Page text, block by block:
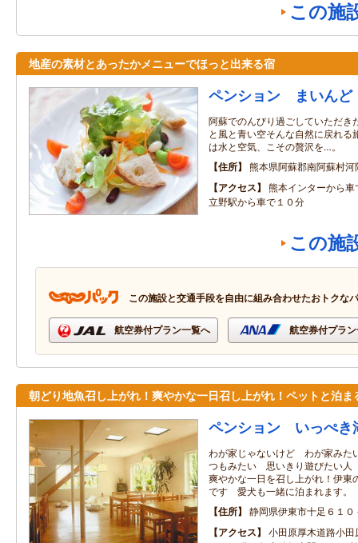
この施
地産の素材とあったかメニューでほっと出来る宿
ペンション まいんど
阿蘇でのんびり過ごしていただき
と風と青い空そんな自然に戻れ
は水と空気、こその贅沢を…。
住所
熊本県阿蘇郡南阿蘇村
アクセス
熊本インターから
立野駅から車で１０分
この施
この施設と交通手段を自由に組み合わせたおトクな
航空券付プラン一覧へ 航空券付プラ
朝どり地魚召し上がれ！爽やかな一日召し上がれ！ペットと泊ま
ペンション いっぺき
わが家じゃないけど わが家み
つもみたい 思いきり遊びたい
爽やかな一日を召し上がれ！伊東
です 愛犬も一緒に泊まれます。
住所
静岡県伊東市十足６１
アクセス
小田原厚木道路小